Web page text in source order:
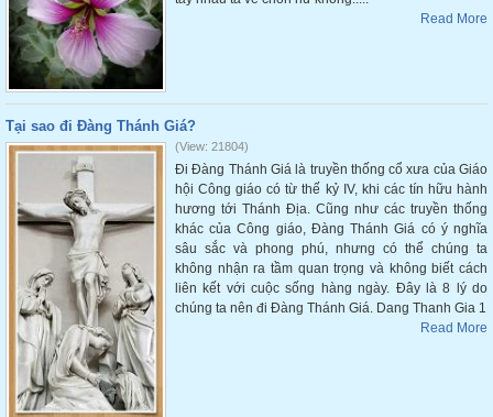
Read More
Tại sao đi Đàng Thánh Giá?
(View: 21804)
Đi Đàng Thánh Giá là truyền thống cổ xưa của Giáo
hội Công giáo có từ thế kỷ IV, khi các tín hữu hành
hương tới Thánh Địa. Cũng như các truyền thống
khác của Công giáo, Đàng Thánh Giá có ý nghĩa
sâu sắc và phong phú, nhưng có thể chúng ta
không nhận ra tầm quan trọng và không biết cách
liên kết với cuộc sống hàng ngày. Đây là 8 lý do
chúng ta nên đi Đàng Thánh Giá. Dang Thanh Gia 1
Read More